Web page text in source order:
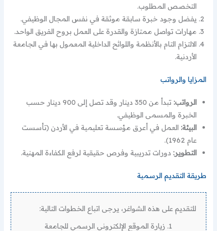
التخصص المطلوب.
يفضل وجود خبرة سابقة موثقة في نفس المجال الوظيفي.
مهارات تواصل ممتازة والقدرة على العمل بروح الفريق الواحد.
الالتزام التام بالأنظمة واللوائح الداخلية المعمول بها في الجامعة
الأردنية.
المزايا والرواتب
الرواتب:
تبدأ من 350 دينار وقد تصل إلى 900 دينار حسب
الخبرة والمسمى الوظيفي.
البيئة: العمل في أعرق مؤسسة تعليمية في الأردن (تأسست
عام 1962).
التطوير: دورات تدريبية وفرص حقيقية لرفع الكفاءة المهنية.
طريقة التقديم الرسمية
للتقديم على هذه الشواغر، يرجى اتباع الخطوات التالية:
زيارة الموقع الإلكتروني الرسمي للجامعة